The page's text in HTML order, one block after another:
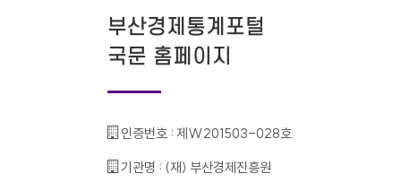
부산경제통계포털
국문 홈페이지
인증번호 : 제W201503-028호
기관명 : (재) 부산경제진흥원